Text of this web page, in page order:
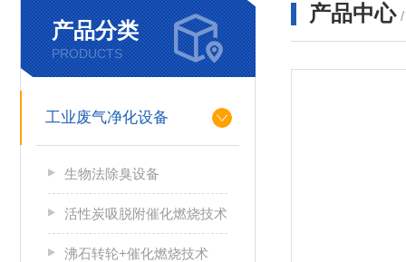
产品分类
PRODUCTS
工业废气净化设备
生物法除臭设备
活性炭吸脱附催化燃烧技术
沸石转轮+催化燃烧技术
产品中心